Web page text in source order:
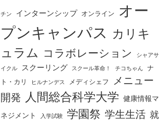
チン インターンシップ オンライン
オー
プンキャンパス カリキ
ュラム コラボレーション
シャアサ
イクル
スクーリング スクール革命！ チコちゃん
ナ
ト・カリ
ヒルナンデス メディシェフ
メニュー
開発 人間総合科学大学 健康情報マ
ネジメント
入学試験 学園祭 学生生活 就